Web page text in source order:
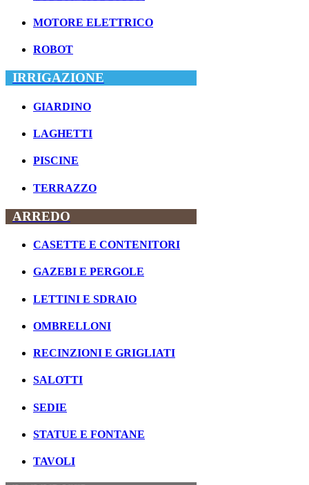
MOTORE ELETTRICO
ROBOT
IRRIGAZIONE
GIARDINO
LAGHETTI
PISCINE
TERRAZZO
ARREDO
CASETTE E CONTENITORI
GAZEBI E PERGOLE
LETTINI E SDRAIO
OMBRELLONI
RECINZIONI E GRIGLIATI
SALOTTI
SEDIE
STATUE E FONTANE
TAVOLI